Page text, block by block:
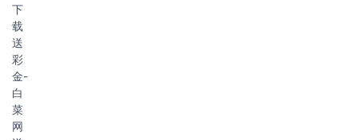
下
载
送
彩
金-
白
菜
网